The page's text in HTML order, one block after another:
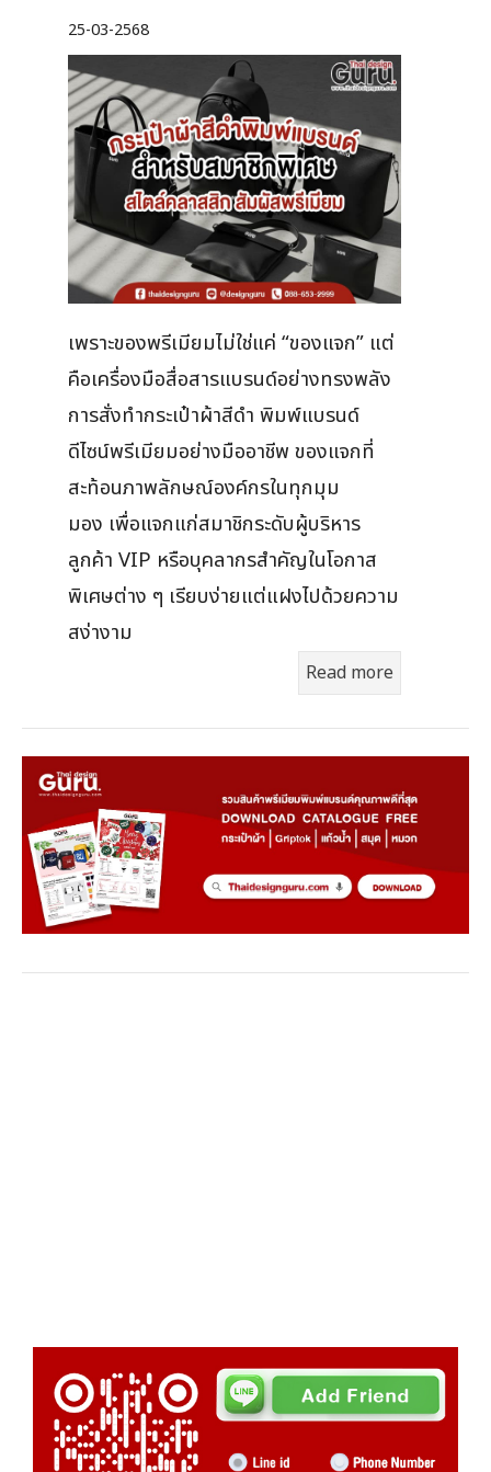
25-03-2568
เพราะของพรีเมียมไม่ใช่แค่ “ของแจก” แต่
คือเครื่องมือสื่อสารแบรนด์อย่างทรงพลัง
การสั่งทำกระเป๋าผ้าสีดำ พิมพ์แบรนด์
ดีไซน์พรีเมียมอย่างมืออาชีพ ของแจกที่
สะท้อนภาพลักษณ์องค์กรในทุกมุม
มอง เพื่อแจกแก่สมาชิกระดับผู้บริหาร
ลูกค้า VIP หรือบุคลากรสำคัญในโอกาส
พิเศษต่าง ๆ เรียบง่ายแต่แฝงไปด้วยความ
สง่างาม
Read more